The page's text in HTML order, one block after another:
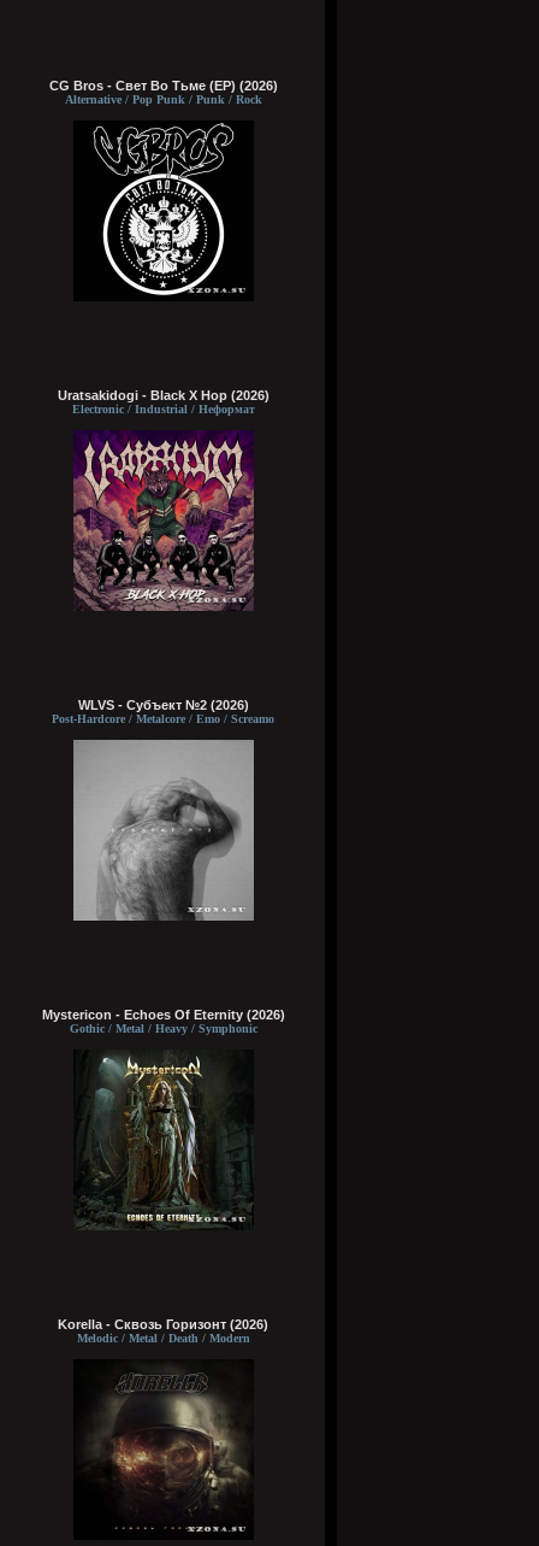
CG Bros - Свет Во Тьме (EP) (2026)
Alternative / Pop Punk / Punk / Rock
Uratsakidogi - Black X Hop (2026)
Electronic / Industrial / Неформат
WLVS - Субъект №2 (2026)
Post-Hardcore / Metalcore / Emo / Screamo
Mystericon - Echoes Of Eternity (2026)
Gothic / Metal / Heavy / Symphonic
Korella - Сквозь Горизонт (2026)
Melodic / Metal / Death / Modern